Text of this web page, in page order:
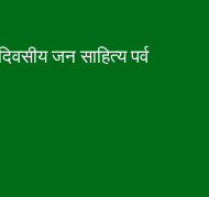
जन साहित्य पर्व